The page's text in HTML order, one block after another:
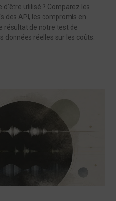
d'être utilisé ? Comparez les
des API, les compromis en
résultat de notre test de
réelles sur les coûts.